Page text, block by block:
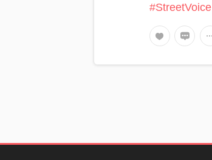
#StreetVoice